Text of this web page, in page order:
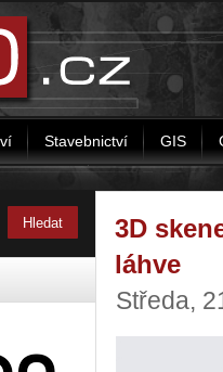
Stavebnictví GIS
3D
láhve
Středa,